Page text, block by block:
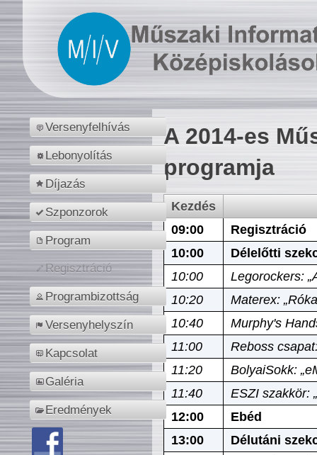
Versenyfelhívás
Lebonyolítás
Díjazás
Szponzorok
Program
Regisztráció
Programbizottság
Versenyhelyszín
Kapcsolat
Galéria
Eredmények
A 2014-es
programja
Kezdés
09:00
Regisztráció
10:00
Délelőtti
10:00
Legorockers:
10:20
Materex:
10:40
Murphy's
11:00
Reboss
11:20
BolyaiSokk:
11:40
ESZI szakkör:
12:00
Ebéd
13:00
Délutáni